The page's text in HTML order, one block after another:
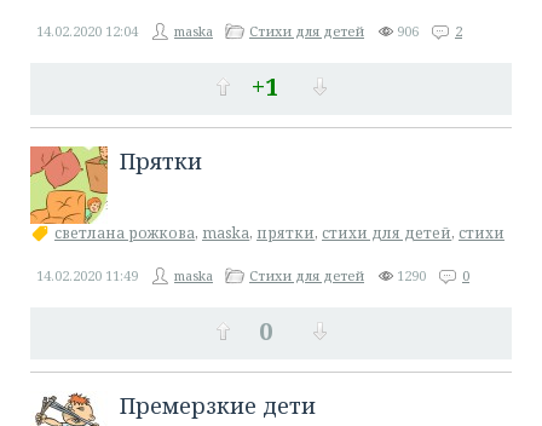
+1
14.02.2020 12:04 maska Стихи для детей 906 2
Прятки
светлана рожкова, maska, прятки, стихи для детей, стихи
0
14.02.2020 11:49 maska Стихи для детей 1290 0
​Премерзкие дети